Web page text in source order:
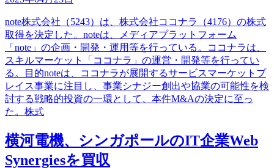
note株式会社（5243）は、株式会社ココナラ（4176）の株式
取得を決定した。noteは、メディアプラットフォーム
「note」の企画・開発・運用等を行っている。ココナラは、
スキルマーケット「ココナラ」の運営・開発等を行ってい
る。目的noteは、ココナラが展開するサービスマーケットプ
レイス事業に注目し、事業シナジー創出や協業の可能性を検
討する戦略的投資の一環として、本件M&Aの決定に至っ
た。株式
横河電機、シンガポールのIT企業Web
Synergiesを買収